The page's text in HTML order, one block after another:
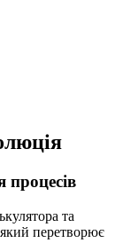
процесів
та
перетворює